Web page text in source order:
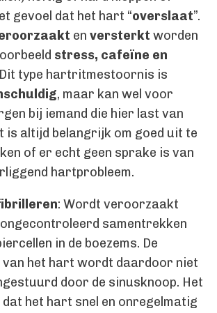
gevoel dat het hart “overslaat”.
en versterkt worden
stress, cafeïne en
type hartritmestoornis is
, maar kan wel voor
bij iemand die hier last van
is altijd belangrijk om goed uit te
of er echt geen sprake is van
hartprobleem.
: Wordt veroorzaakt
samentrekken
in de boezems. De
van het hart wordt daardoor niet
door de sinusknoop. Het
het hart snel en onregelmatig